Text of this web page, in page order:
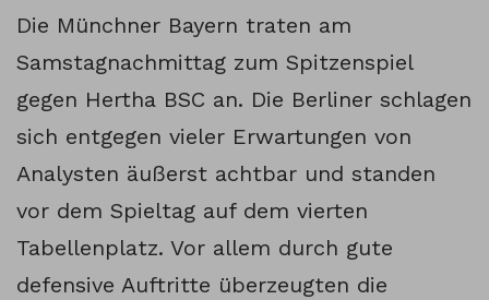
Die Münchner Bayern traten am
Samstagnachmittag zum Spitzenspiel
gegen Hertha BSC an. Die Berliner schlagen
sich entgegen vieler Erwartungen von
Analysten äußerst achtbar und standen
vor dem Spieltag auf dem vierten
Tabellenplatz. Vor allem durch gute
defensive Auftritte überzeugten die